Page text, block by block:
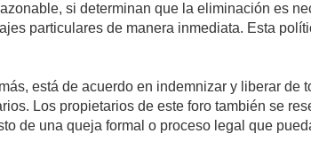
si determinan que la eliminación es
particulares de manera inmediata. Esta
está de acuerdo en indemnizar y liberar de
Los propietarios de este foro también se
de una queja formal o proceso legal que